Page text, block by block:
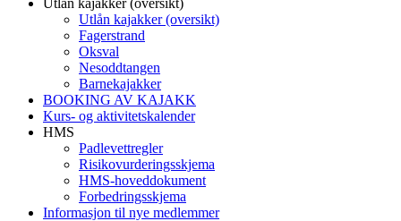
Utlån kajakker (oversikt)
Utlån kajakker (oversikt)
Fagerstrand
Oksval
Nesoddtangen
Barnekajakker
BOOKING AV KAJAKK
Kurs- og aktivitetskalender
HMS
Padlevettregler
Risikovurderingsskjema
HMS-hoveddokument
Forbedringsskjema
Informasjon til nye medlemmer